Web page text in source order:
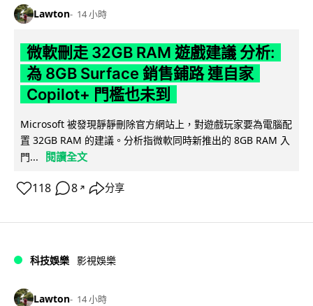
Lawton 14 小時
微軟刪走 32GB RAM 遊戲建議 分析:
為 8GB Surface 銷售鋪路 連自家
Copilot+ 門檻也未到
Microsoft 被發現靜靜刪除官方網站上，對遊戲玩家要為電腦配
置 32GB RAM 的建議。分析指微軟同時新推出的 8GB RAM 入
門...
閱讀全文
118 8 ↗ 分享
科技娛樂 影視娛樂
Lawton 14 小時